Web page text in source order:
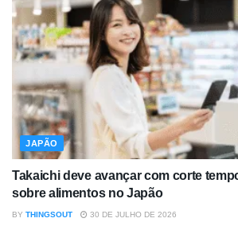
JAPÃO
Takaichi deve avançar com corte
sobre alimentos no Japão
BY THINGSOUT 30 DE JULHO DE 2026